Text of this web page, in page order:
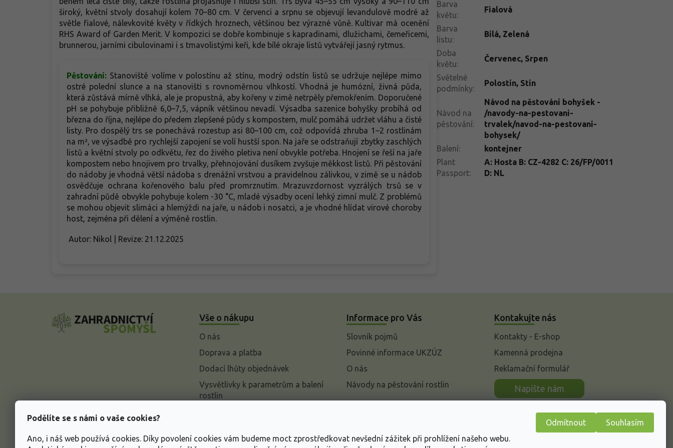
Podělíte se s námi o vaše cookies?
Ano, i náš web používá cookies. Díky povolení cookies vám budeme moct zprostředkovat nevšední zážitek při prohlížení našeho webu.
Odmítnout Souhlasím
široký, květní stvoly dosahují kolem 70–80 cm. V červenci a srpnu se objevují levandulově modré až
světle fialové, nálevkovité květy v řídkých hroznech, většinou bez výrazné vůně. Kultivar má ocenění
RHS Award of Garden Merit. V kompozici se dobře kombinuje s kapradinami, dlužichami, čemeřicemi,
brunnerou, jarními cibulovinami i s tmavolistými keři, kde bílé okraje listů vytvářejí jasný rytmus.
Pěstování: Stanoviště volíme v polostínu až stínu, modrý odstín listů se udržuje nejlépe mimo
ostré polední slunce a na stanovišti s rovnoměrnou vlhkostí. Vhodná je humózní, živná půda,
která zůstává mírně vlhká, ale je propustná, aby kořeny v zimě netrpěly přemokřením. Doporučené
pH se pohybuje přibližně 6,0–7,5, vápník většinou nevadí. Výsadba sazenice bohyšky probíhá od
března do října, nejlépe do předem zlepšené půdy s kompostem, mulč pomáhá udržet vláhu a čisté
listy. Pro dospělý trs se ponechává rozestup asi 80–100 cm, což odpovídá zhruba 1–2 rostlinám
na m², ve výsadbě pro rychlejší zapojení se volí hustší spon. Na jaře se odstraňují zbytky zaschlých
listů a květní stvoly po odkvětu, řez do živého pletiva není obvykle potřeba. Hnojení se řeší na jaře
kompostem nebo hnojivem pro trvalky, přehnojování dusíkem zvyšuje měkkost listů. Při pěstování
do nádoby je vhodná větší nádoba s drenážní vrstvou a pravidelnou zálivkou, v zimě se u nádob
osvědčuje ochrana kořenového balu před promrznutím. Mrazuvzdornost vyzrálých trsů se v
zahradní půdě obvykle pohybuje kolem -30 °C, mladé výsadby ocení lehký zimní mulč. Z problémů
se mohou objevit slimáci a hlemýždi na jaře, u nádob i nosatci, a je vhodné hlídat virové choroby
host, zejména při dělení a výměně rostlin.
Autor: Nikol | Revize: 21.12.2025
Barva
květu:
Fialová
Barva
listu:
Bílá, Zelená
Doba
květu:
Červenec, Srpen
Světelné
podmínky:
Polostín, Stín
Návod na
pěstování:
Návod na pěstování bohyšek -
/navody-na-pestovani-
trvalek/navod-na-pestovani-
bohysek/
Balení:
kontejner
Plant
Passport:
A: Hosta B: CZ-4282 C: 26/FP/0011
D: NL
Vše o nákupu
O nás
Doprava a platba
Dodací lhůty objednávek
Vysvětlivky k parametrům a balení
rostlin
Informace o ochraně osobních
Informace pro Vás
Slovník pojmů
Povinné informace UKZÚZ
O nás
Návody na pěstování rostlin
Kontakujte nás
Kontakty - E-shop
Kamenná prodejna
Reklamační formulář
Napište nám